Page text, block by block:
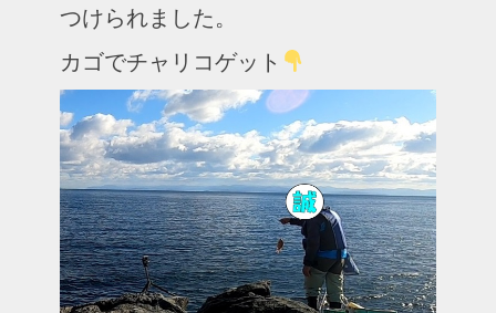
つけられました。
カゴでチャリコゲット